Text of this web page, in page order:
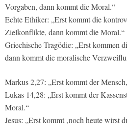
Vorgaben, dann kommt die Moral.“
Echte Ethiker: „Erst kommt die
Zielkonflikte, dann kommt die Moral.“
Griechische Tragödie: „Erst kommen
dann kommt die moralische
Markus 2,27: „Erst kommt der
Lukas 14,28: „Erst kommt der
Moral.“
Jesus: „Erst kommt ‚noch heute wirst